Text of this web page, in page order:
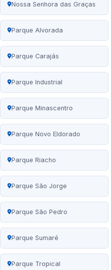
Nossa Senhora das Graças
Parque Alvorada
Parque Carajás
Parque Industrial
Parque Minascentro
Parque Novo Eldorado
Parque Riacho
Parque São Jorge
Parque São Pedro
Parque Sumaré
Parque Tropical